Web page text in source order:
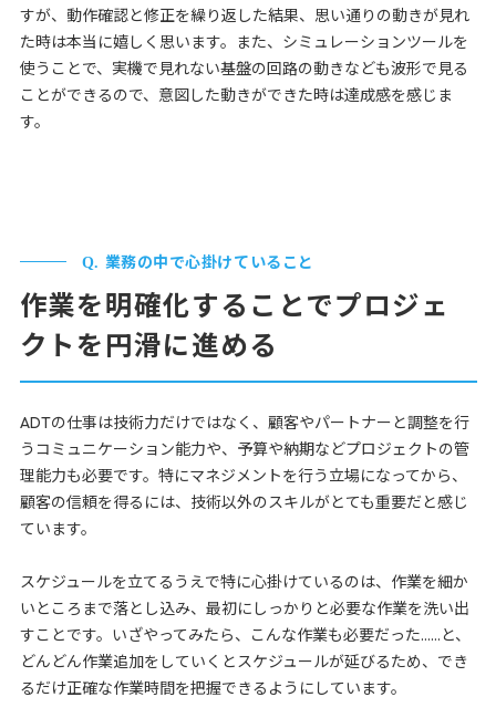
すが、動作確認と修正を繰り返した結果、思い通りの動きが見れ
た時は本当に嬉しく思います。また、シミュレーションツールを
使うことで、実機で見れない基盤の回路の動きなども波形で見る
ことができるので、意図した動きができた時は達成感を感じま
す。
業務の中で心掛けていること
作業を明確化することでプロジェ
クトを円滑に進める
ADTの仕事は技術力だけではなく、顧客やパートナーと調整を行
うコミュニケーション能力や、予算や納期などプロジェクトの管
理能力も必要です。特にマネジメントを行う立場になってから、
顧客の信頼を得るには、技術以外のスキルがとても重要だと感じ
ています。
スケジュールを立てるうえで特に心掛けているのは、作業を細か
いところまで落とし込み、最初にしっかりと必要な作業を洗い出
すことです。いざやってみたら、こんな作業も必要だった……と、
どんどん作業追加をしていくとスケジュールが延びるため、でき
るだけ正確な作業時間を把握できるようにしています。